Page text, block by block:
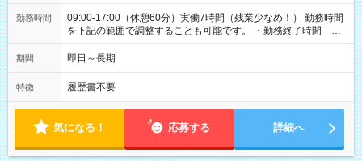
勤務時間
09:00-17:00（休憩60分）実働7時間（残業少なめ！） 勤務時間
を下記の範囲で調整することも可能です。 ・勤務終了時間
15:30～17:00 ・実働 05:30～07:00
期間 即日～長期
特徴 履歴書不要
気になる！ 応募する 詳細へ